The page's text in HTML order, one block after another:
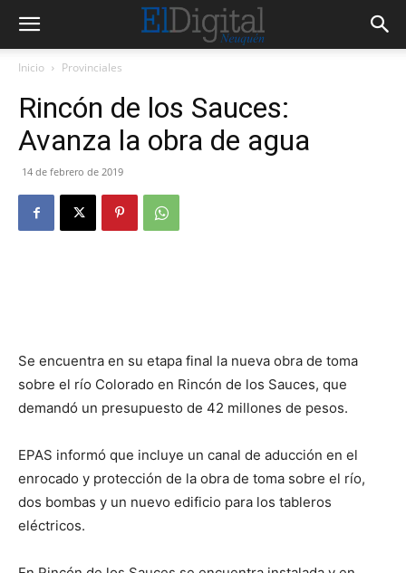
Inicio Provinciales
Rincón de los Sauces:
Avanza la obra de agua
14 de febrero de 2019
Se encuentra en su etapa final la nueva obra de toma
sobre el río Colorado en Rincón de los Sauces, que
demandó un presupuesto de 42 millones de pesos.
EPAS informó que incluye un canal de aducción en el
enrocado y protección de la obra de toma sobre el río,
dos bombas y un nuevo edificio para los tableros
eléctricos.